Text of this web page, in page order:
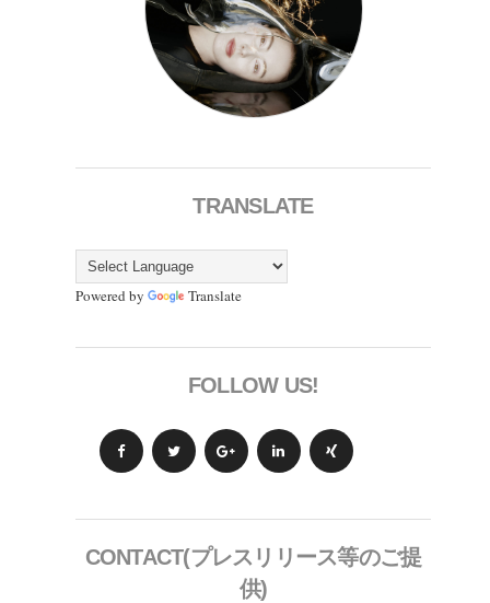
TRANSLATE
Powered by Translate
FOLLOW US!
CONTACT(プレスリリース等のご提
供)